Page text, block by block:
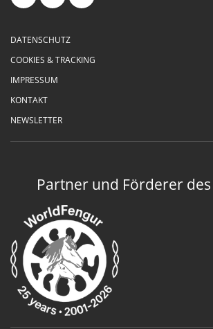
DATENSCHUTZ
COOKIES & TRACKING
IMPRESSUM
KONTAKT
NEWSLETTER
Partner und Förderer des